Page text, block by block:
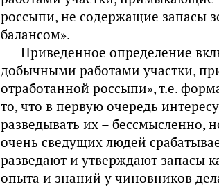
россыпи, не содержащие запасы
балансом».
Приведенное определение
добычными работами участки,
отработанной россыпи», т.е.
то, что в первую очередь
разведывать их – бессмысленно,
очень сведущих людей
разведают и утверждают запасы
опыта и знаний у чиновников